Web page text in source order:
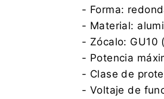
- Forma:
- Material:
- Zócalo: GU10
- Potencia
- Clase de
- Voltaje de